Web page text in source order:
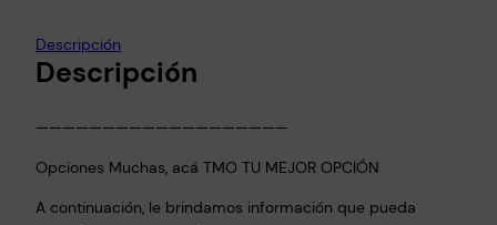
D
i
c
i
Descripción
Descripción
———————————————————
Opciones Muchas, acá TMO TU MEJOR OPCIÓN
A continuación, le brindamos información que pueda